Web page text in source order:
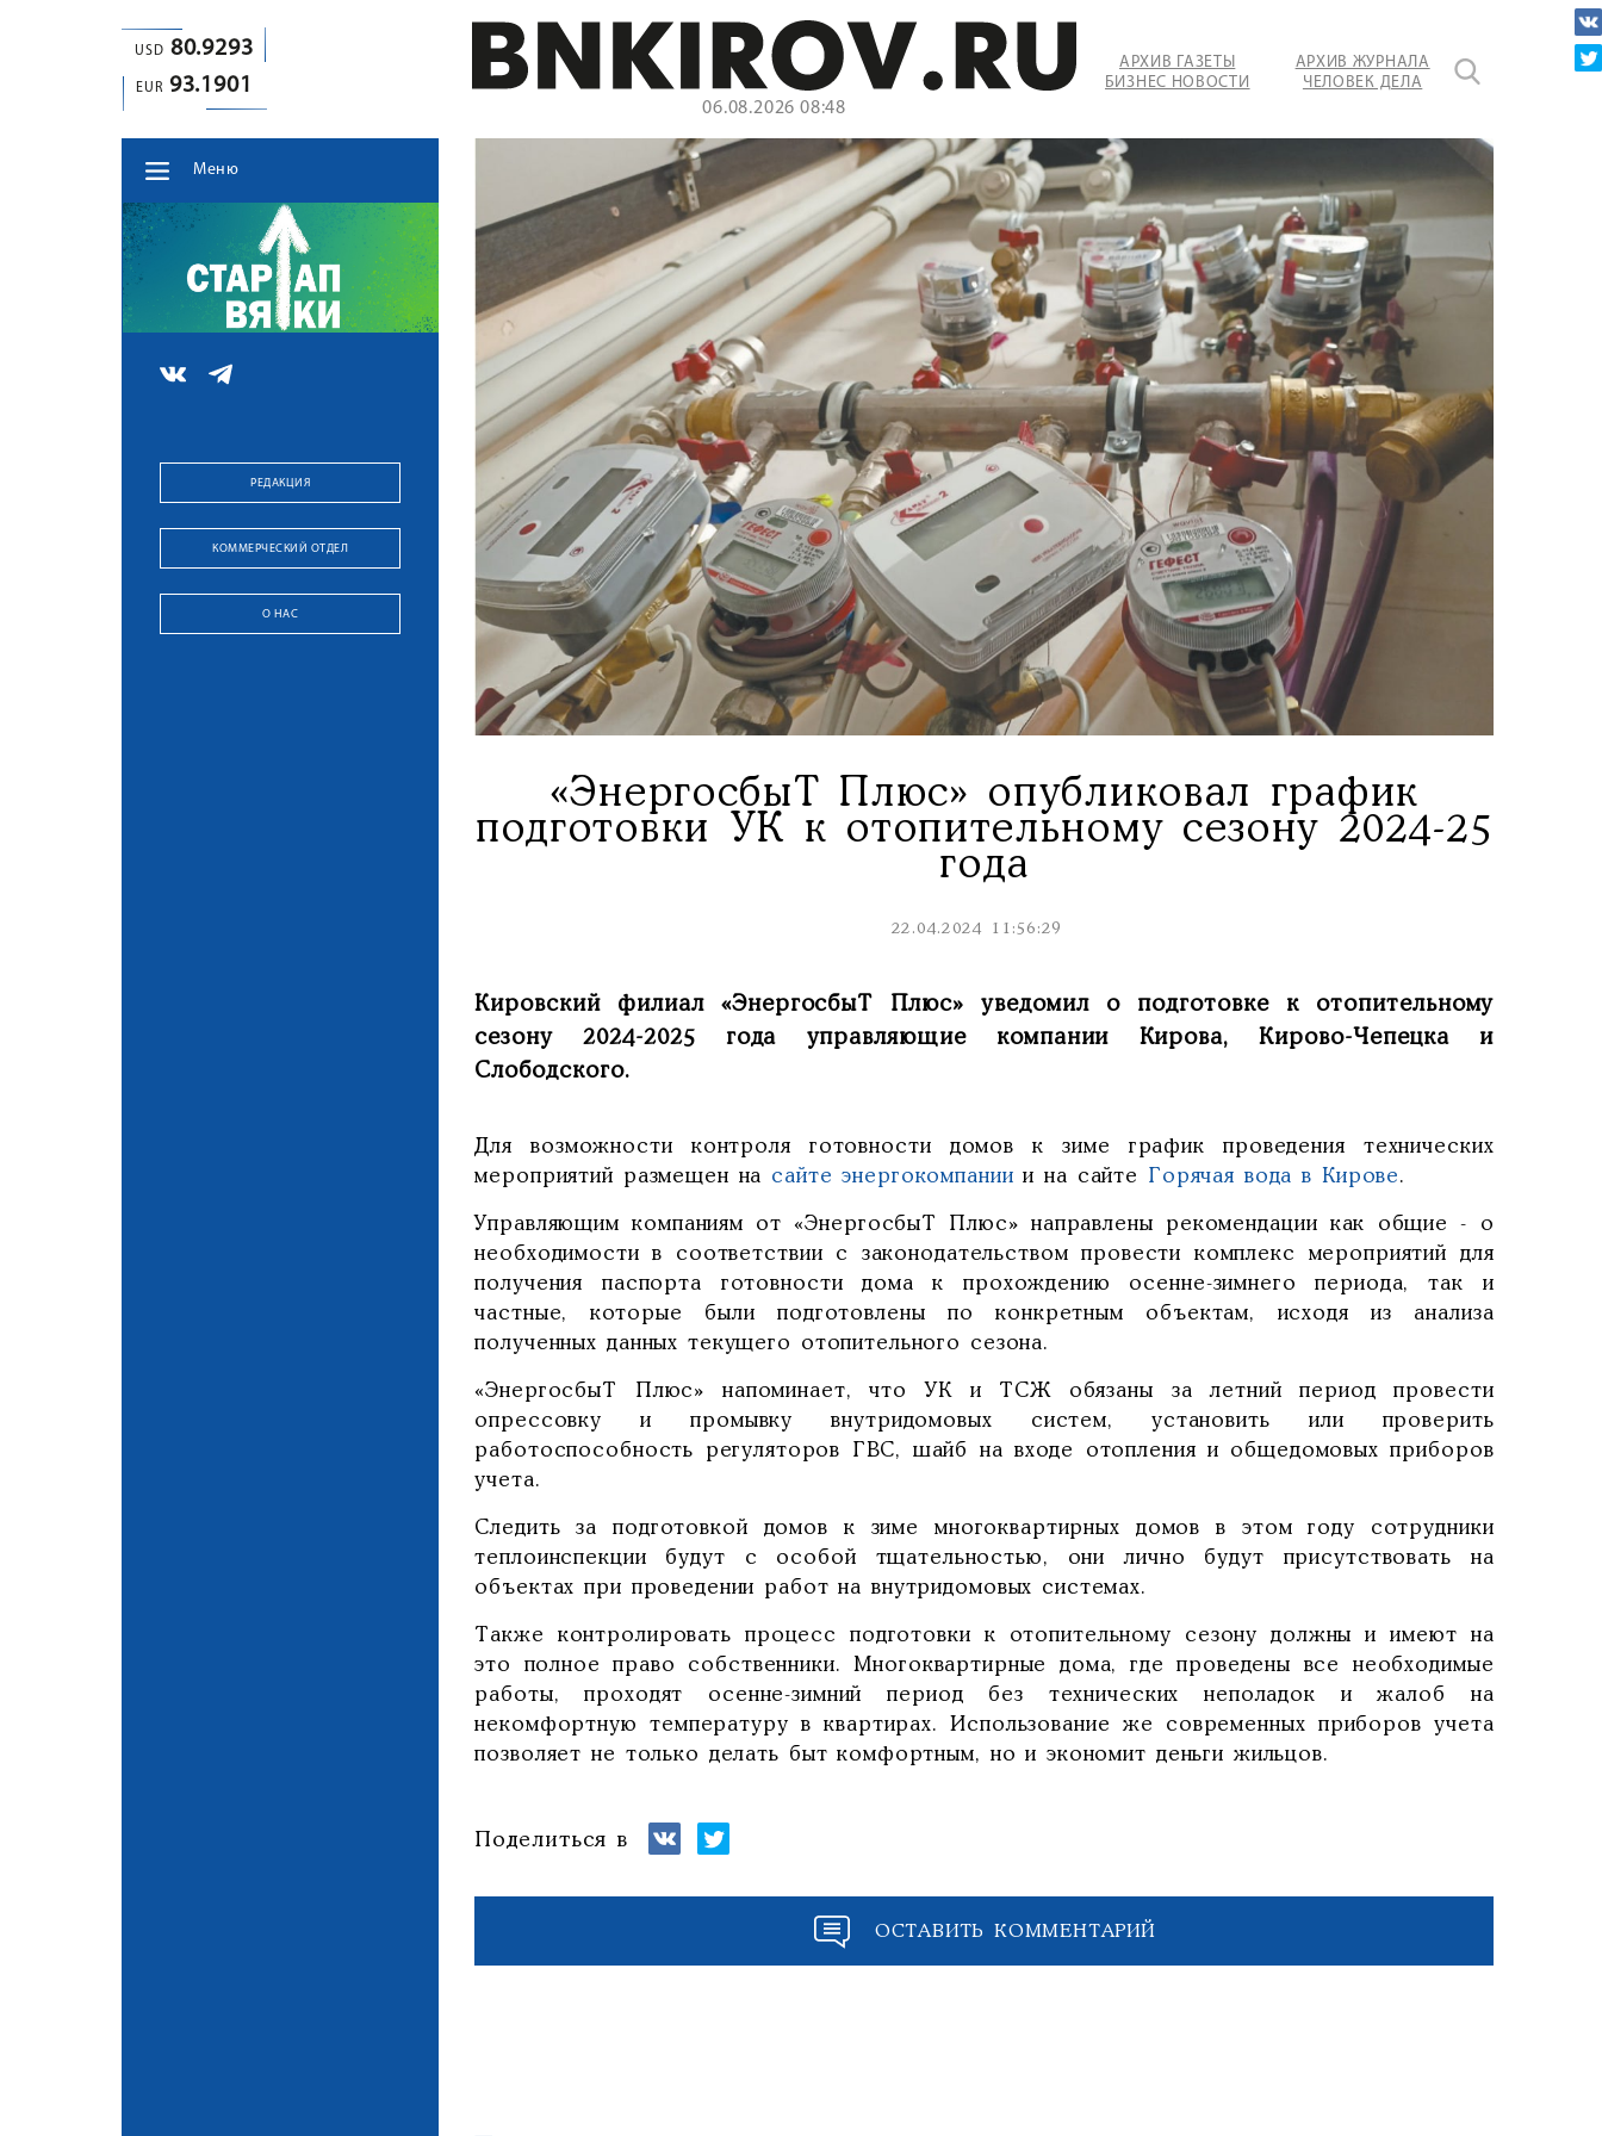
USD 80.9293
EUR 93.1901
06.08.2026 08:48
АРХИВ ГАЗЕТЫ
БИЗНЕС НОВОСТИ
АРХИВ ЖУРНАЛА
ЧЕЛОВЕК ДЕЛА
Меню
РЕДАКЦИЯ
КОММЕРЧЕСКИЙ ОТДЕЛ
О НАС
«ЭнергосбыТ Плюс» опубликовал график
подготовки УК к отопительному сезону 2024-25
года
22.04.2024 11:56:29
Кировский филиал «ЭнергосбыТ Плюс» уведомил о подготовке к отопительному
сезону 2024-2025 года управляющие компании Кирова, Кирово-Чепецка и
Слободского.
Для возможности контроля готовности домов к зиме график проведения технических
мероприятий размещен на сайте энергокомпании и на сайте Горячая вода в Кирове.
Управляющим компаниям от «ЭнергосбыТ Плюс» направлены рекомендации как общие - о
необходимости в соответствии с законодательством провести комплекс мероприятий для
получения паспорта готовности дома к прохождению осенне-зимнего периода, так и
частные, которые были подготовлены по конкретным объектам, исходя из анализа
полученных данных текущего отопительного сезона.
«ЭнергосбыТ Плюс» напоминает, что УК и ТСЖ обязаны за летний период провести
опрессовку и промывку внутридомовых систем, установить или проверить
работоспособность регуляторов ГВС, шайб на входе отопления и общедомовых приборов
учета.
Следить за подготовкой домов к зиме многоквартирных домов в этом году сотрудники
теплоинспекции будут с особой тщательностью, они лично будут присутствовать на
объектах при проведении работ на внутридомовых системах.
Также контролировать процесс подготовки к отопительному сезону должны и имеют на
это полное право собственники. Многоквартирные дома, где проведены все необходимые
работы, проходят осенне-зимний период без технических неполадок и жалоб на
некомфортную температуру в квартирах. Использование же современных приборов учета
позволяет не только делать быт комфортным, но и экономит деньги жильцов.
Поделиться в
ОСТАВИТЬ КОММЕНТАРИЙ